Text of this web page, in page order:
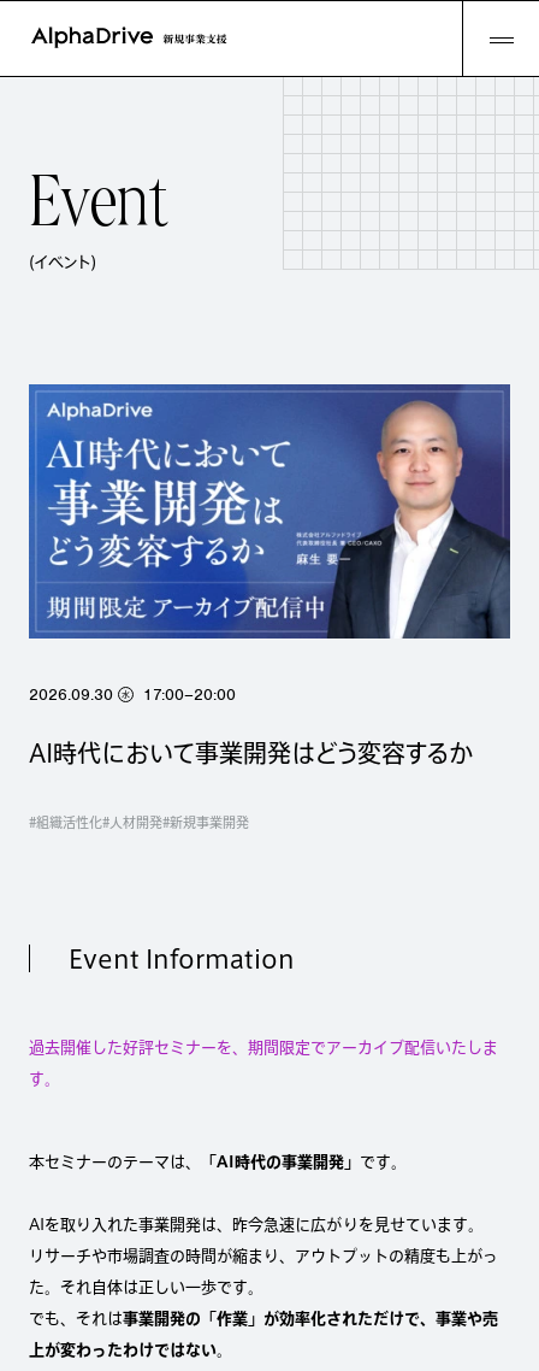
Event
(イベント)
2026.09.30 水 17:00–20:00
AI時代において事業開発はどう変容するか
#組織活性化#人材開発#新規事業開発
Event Information
過去開催した好評セミナーを、期間限定でアーカイブ配信いたしま
す。
本セミナーのテーマは、 「AI時代の事業開発」 です。
AIを取り入れた事業開発は、昨今急速に広がりを見せています。
リサーチや市場調査の時間が縮まり、アウトプットの精度も上がっ
た。それ自体は正しい一歩です。
でも、それは事業開発の「作業」が効率化されただけで、事業や売
上が変わったわけではない。